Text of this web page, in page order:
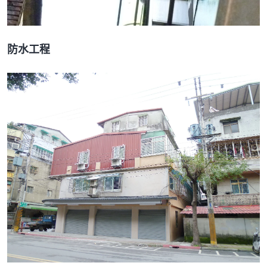
防水工程